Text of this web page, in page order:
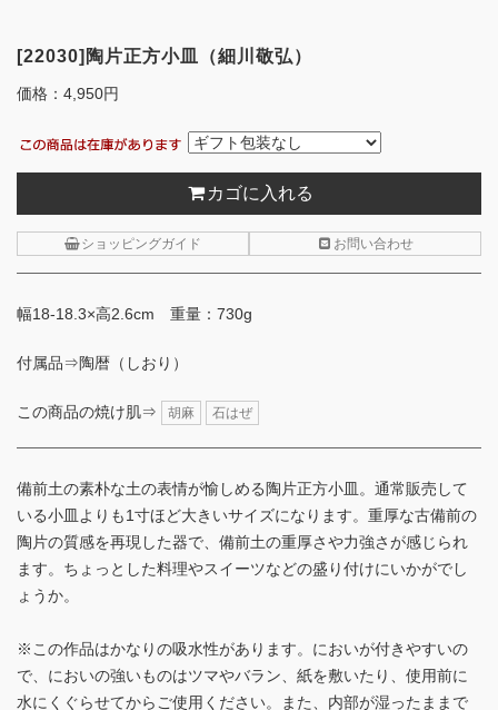
[22030]陶片正方小皿（細川敬弘）
価格： 4,950円
カゴに入れる
ショッピングガイド お問い合わせ
幅18-18.3×高2.6cm 重量：730g
付属品⇒陶暦（しおり）
この商品の焼け肌⇒ 胡麻 石はぜ
備前土の素朴な土の表情が愉しめる陶片正方小皿。通常販売して
いる小皿よりも1寸ほど大きいサイズになります。重厚な古備前の
陶片の質感を再現した器で、備前土の重厚さや力強さが感じられ
ます。ちょっとした料理やスイーツなどの盛り付けにいかがでし
ょうか。
※この作品はかなりの吸水性があります。においが付きやすいの
で、においの強いものはツマやバラン、紙を敷いたり、使用前に
水にくぐらせてからご使用ください。また、内部が湿ったままで